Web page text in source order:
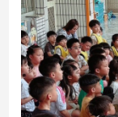
生
活
建